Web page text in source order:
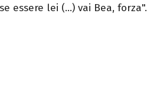
essere lei (…) vai Bea, forza".